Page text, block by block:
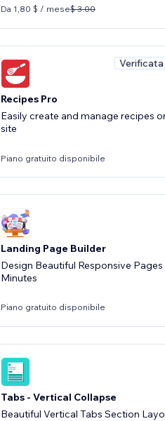
Da 1,80 $ / mese$ 3.00
Verificata
Recipes Pro
Easily create and manage recipes
site
Piano gratuito disponibile
Landing Page Builder
Design Beautiful Responsive Pages
Minutes
Piano gratuito disponibile
Tabs - Vertical Collapse
Beautiful Vertical Tabs Section